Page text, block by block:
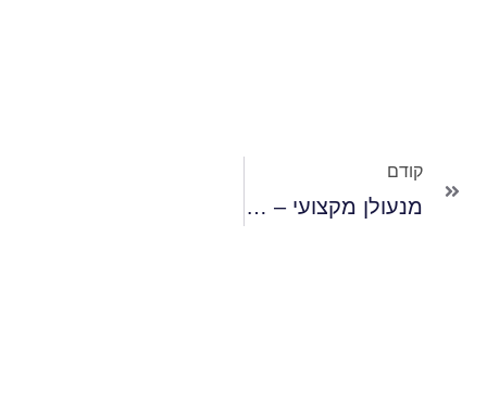
קודם
מנעולן מקצועי – זמין 24/7